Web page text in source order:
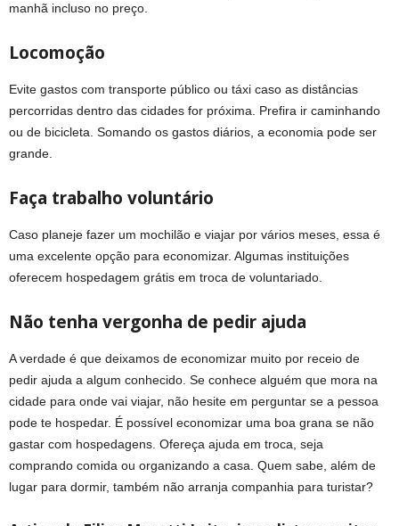
manhã incluso no preço.
Locomoção
Evite gastos com transporte público ou táxi caso as distâncias
percorridas dentro das cidades for próxima. Prefira ir caminhando
ou de bicicleta. Somando os gastos diários, a economia pode ser
grande.
Faça trabalho voluntário
Caso planeje fazer um mochilão e viajar por vários meses, essa é
uma excelente opção para economizar. Algumas instituições
oferecem hospedagem grátis em troca de voluntariado.
Não tenha vergonha de pedir ajuda
A verdade é que deixamos de economizar muito por receio de
pedir ajuda a algum conhecido. Se conhece alguém que mora na
cidade para onde vai viajar, não hesite em perguntar se a pessoa
pode te hospedar. É possível economizar uma boa grana se não
gastar com hospedagens. Ofereça ajuda em troca, seja
comprando comida ou organizando a casa. Quem sabe, além de
lugar para dormir, também não arranja companhia para turistar?